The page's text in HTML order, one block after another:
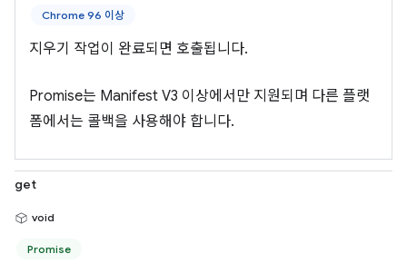
Chrome 96 이상
지우기 작업이 완료되면 호출됩니다.
Promise는 Manifest V3 이상에서만 지원되며 다른 플랫
폼에서는 콜백을 사용해야 합니다.
get
void
Promise